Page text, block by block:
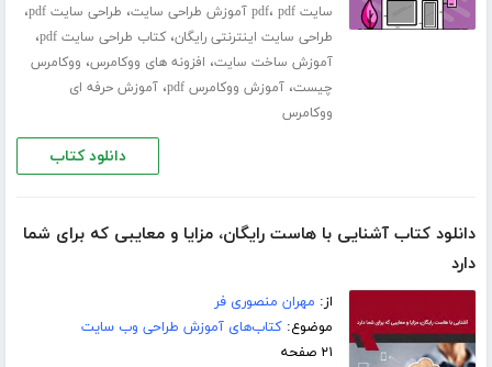
سایت pdf
، pdf آموزش طراحی سایت ، طراحی سایت pdf ،
طراحی سایت اینترنتی رایگان،کتاب طراحی سایت pdf ،
آموزش ساخت سایت، افزونه های ووکامرس، ووکامرس
چیست،آموزش ووکامرس pdf ،آموزش حرفه ای
ووکامرس
دانلود کتاب
دانلود کتاب آشنایی با هاست رایگان، مزایا و معایبی که برای شما
دارد
از: مهران منصوری فر
موضوع:کتاب‌های آموزش طراحی وب سایت
۲۱ صفحه